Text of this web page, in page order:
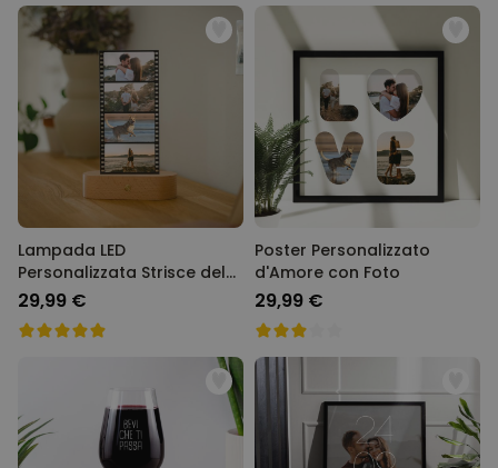
Lampada LED
Personalizzata Strisce del
Film con Foto
29,99 €
Poster Personalizzato
d'Amore con Foto
29,99 €